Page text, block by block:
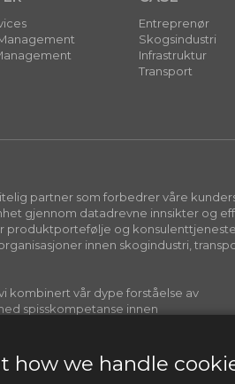
Entreprenør
Skogsindustri
Infrastruktur
Transport
partner som forbedrer våre
gjennom datadrevne innsikter og
produktportefølje og
innen skogindustri,
kombinert vår dype forståelse av
spisskompetanse innen
how we handle